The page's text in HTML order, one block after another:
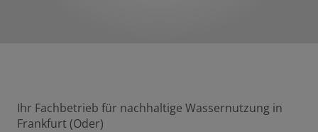
Ihr Fachbetrieb für nachhaltige Wassernutzung in
Frankfurt (Oder)